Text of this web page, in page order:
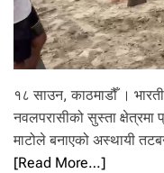
ण्ड
की
प्र
दे
का
के
ही
स्था
न
१८ साउन, काठमाडौँ ।
नवलपरासीको सुस्ता क्षेत्रमा
माटोले बनाएको अस्थायी
[Read More…]